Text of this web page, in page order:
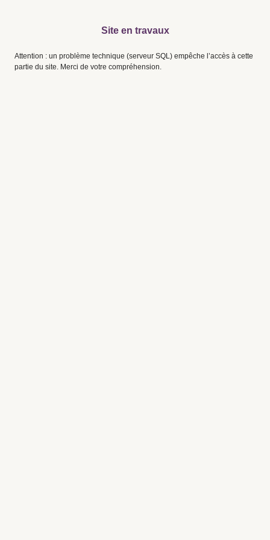
Site en travaux
Attention : un problème technique (serveur SQL) empêche l’accès à cette
partie du site. Merci de votre compréhension.